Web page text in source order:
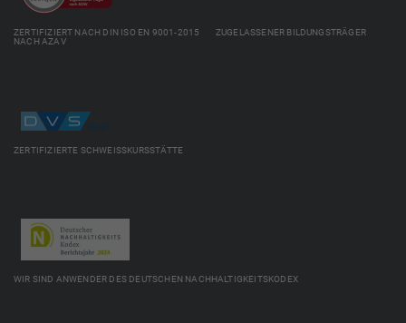
ZERTIFIZIERT NACH DIN ISO EN 9001-2015 ZUGELASSENER BILDUNGSTRÄGER
NACH AZAV
ZERTIFIZIERTE SCHWEISSKURSSTÄTTE
WIR SIND ANWENDER DES DEUTSCHEN NACHHALTIGKEITSKODEX